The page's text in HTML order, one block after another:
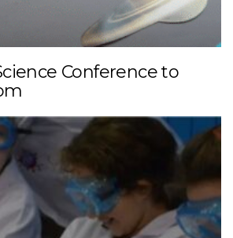
Conference to